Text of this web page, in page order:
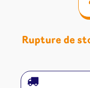
Rupture de